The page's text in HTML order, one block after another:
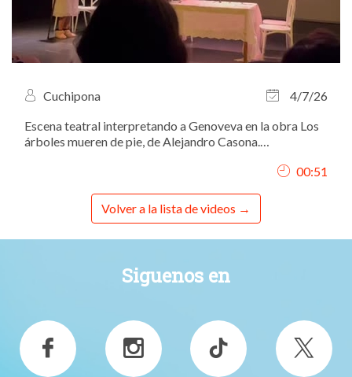
Cuchipona
4/7/26
Escena teatral interpretando a Genoveva en la obra Los
árboles mueren de pie, de Alejandro Casona.
Lavandería en los Teatros Luchana (Madrid), bajo la00:51
Volver a la lista de videos
Siguenos en